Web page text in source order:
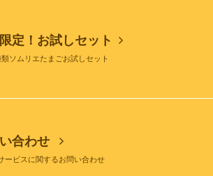
定！お試しセット
類ソムリエたまごお試しセット
合わせ
ービスに関するお問い合わせ